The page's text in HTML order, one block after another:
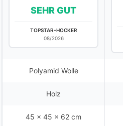
SEHR GUT
TOPSTAR-HOCKER
08/2026
Polyamid Wolle
Holz
45 x 45 x 62 cm